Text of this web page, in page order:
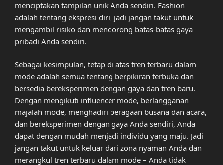
menciptakan tampilan unik Anda sendiri. Fashion
adalah tentang ekspresi diri, jadi jangan takut untuk
mengambil risiko dan mendorong batas-batas gaya
pribadi Anda sendiri.
Sebagai kesimpulan, tetap di atas tren terbaru dalam
mode adalah semua tentang berpikiran terbuka dan
bersedia bereksperimen dengan gaya dan tren baru.
Dengan mengikuti influencer mode, berlangganan
majalah mode, menghadiri peragaan busana dan acara,
dan bereksperimen dengan gaya Anda sendiri, Anda
dapat dengan mudah menjadi individu yang maju. Jadi
jangan takut untuk keluar dari zona nyaman Anda dan
merangkul tren terbaru dalam mode – Anda tidak